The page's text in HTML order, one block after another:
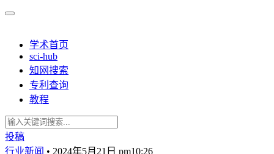
学术首页
sci-hub
知网搜索
专利查询
教程
投稿
行业新闻 • 2024年5月21日 pm10:26